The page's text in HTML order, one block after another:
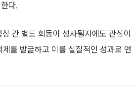
다.
간 별도 회동이 성사될지에도 관심이
를 발굴하고 이를 실질적인 성과로 연